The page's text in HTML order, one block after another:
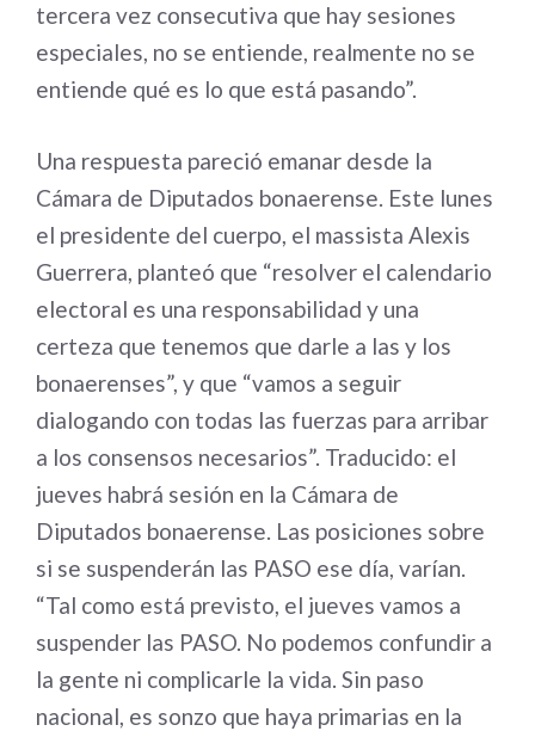
tercera vez consecutiva que hay sesiones
especiales, no se entiende, realmente no se
entiende qué es lo que está pasando”.
Una respuesta pareció emanar desde la
Cámara de Diputados bonaerense. Este lunes
el presidente del cuerpo, el massista Alexis
Guerrera, planteó que “resolver el calendario
electoral es una responsabilidad y una
certeza que tenemos que darle a las y los
bonaerenses”, y que “vamos a seguir
dialogando con todas las fuerzas para arribar
a los consensos necesarios”. Traducido: el
jueves habrá sesión en la Cámara de
Diputados bonaerense. Las posiciones sobre
si se suspenderán las PASO ese día, varían.
“Tal como está previsto, el jueves vamos a
suspender las PASO. No podemos confundir a
la gente ni complicarle la vida. Sin paso
nacional, es sonzo que haya primarias en la